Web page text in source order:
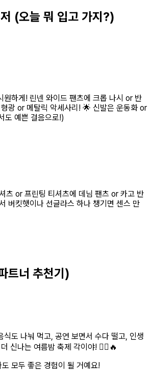
(오늘 뭐 입고 가지?)
원하게! 린넨 와이드 팬츠에 크롭 나시 or 반
광 or 메탈릭 악세사리! 🌟 신발은 운동화 or
도 예쁜 걸음으로!)
츠 or 프린팅 티셔츠에 데님 팬츠 or 카고 반
버킷햇이나 선글라스 하나 챙기면 센스 만
트너 추천기)
식도 나눠 먹고, 공연 보면서 수다 떨고, 인생
신나는 여름밤 축제 각이야! 👯‍♀️🔥
모두 좋은 경험이 될 거예요!